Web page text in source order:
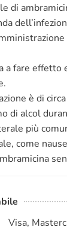
di
a fare
è di
di alcol
più
come
Visa,